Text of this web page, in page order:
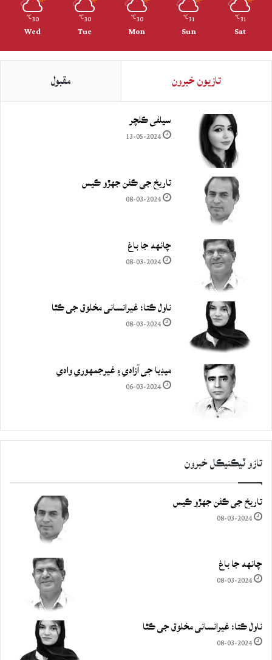
31
℃
Sat
31
℃
Sun
30
℃
Mon
30
℃
Tue
30
℃
Wed
تازيون خبرون مقبول
سيلفي ڪلچر
13-05-2024
تاريخ جي ڪفن جھڙو ڪيس
08-03-2024
چانهه جا باغ
08-03-2024
ناول ڪتا: غيرانساني مخلوق جي ڪٿا
08-03-2024
ميڊيا جي آزادي ۽ غيرجمھوري وادي
06-03-2024
تازو ٽيڪنيڪل خبرون
تاريخ جي ڪفن جھڙو ڪيس
08-03-2024
چانهه جا باغ
08-03-2024
ناول ڪتا: غيرانساني مخلوق جي ڪٿا
08-03-2024